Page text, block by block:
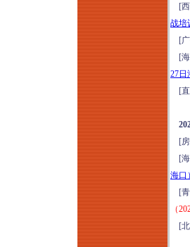
[西
战培
[广
[海
27日
[直
[房
[海
海口）
[青
（
[北